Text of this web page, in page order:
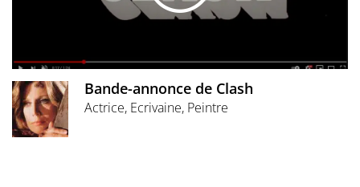
Bande-annonce de Clash
Actrice, Ecrivaine, Peintre